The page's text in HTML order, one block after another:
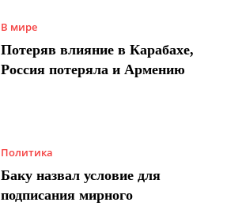
В мире
Потеряв влияние в Карабахе,
Россия потеряла и Армению
Политика
Баку назвал условие для
подписания мирного